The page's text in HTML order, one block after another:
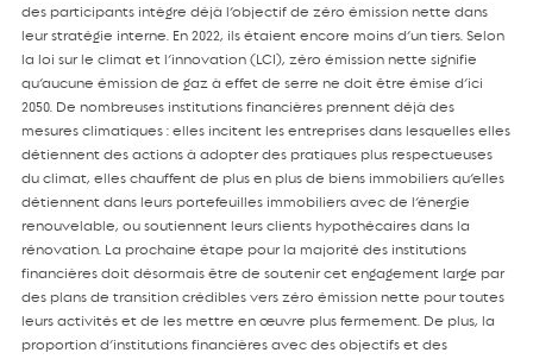
des participants intègre déjà l’objectif de zéro émission nette dans
leur stratégie interne. En 2022, ils étaient encore moins d’un tiers. Selon
la loi sur le climat et l’innovation (LCI), zéro émission nette signifie
qu’aucune émission de gaz à effet de serre ne doit être émise d’ici
2050. De nombreuses institutions financières prennent déjà des
mesures climatiques : elles incitent les entreprises dans lesquelles elles
détiennent des actions à adopter des pratiques plus respectueuses
du climat, elles chauffent de plus en plus de biens immobiliers qu’elles
détiennent dans leurs portefeuilles immobiliers avec de l’énergie
renouvelable, ou soutiennent leurs clients hypothécaires dans la
rénovation. La prochaine étape pour la majorité des institutions
financières doit désormais être de soutenir cet engagement large par
des plans de transition crédibles vers zéro émission nette pour toutes
leurs activités et de les mettre en œuvre plus fermement. De plus, la
proportion d’institutions financières avec des objectifs et des